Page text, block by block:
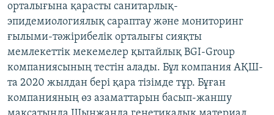
орталығына қарасты санитарлық-
эпидемиологиялық сараптау және мониторинг
ғылыми-тәжірибелік орталығы сияқты
мемлекеттік мекемелер қытайлық BGI-Group
компаниясының тестін алады. Бұл компания АҚШ-
та 2020 жылдан бері қара тізімде тұр. Бұған
компанияның өз азаматтарын басып-жаншу